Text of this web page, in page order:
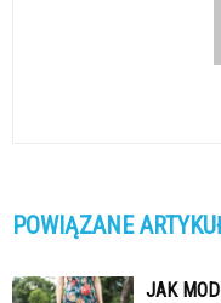
POWIĄZANE
JAK